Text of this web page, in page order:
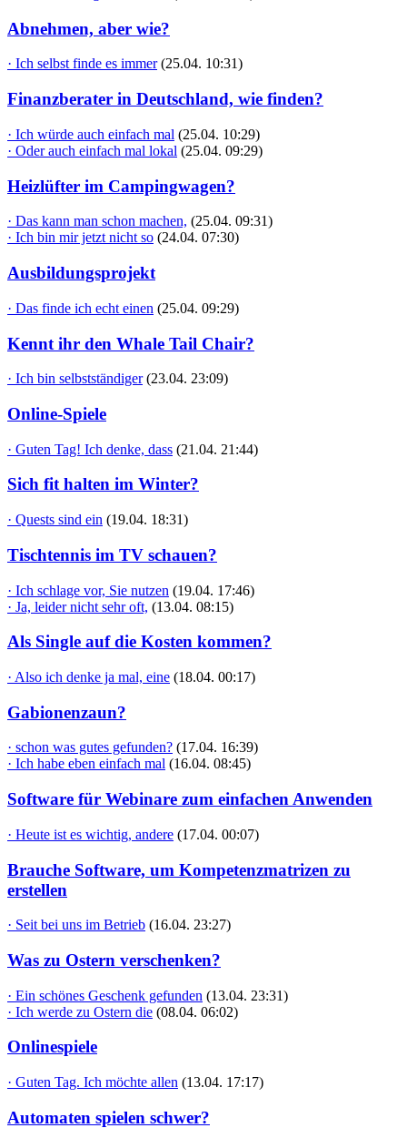
Abnehmen, aber wie?
· Ich selbst finde es immer (25.04. 10:31)
Finanzberater in Deutschland, wie finden?
· Ich würde auch einfach mal (25.04. 10:29)
· Oder auch einfach mal lokal (25.04. 09:29)
Heizlüfter im Campingwagen?
· Das kann man schon machen, (25.04. 09:31)
· Ich bin mir jetzt nicht so (24.04. 07:30)
Ausbildungsprojekt
· Das finde ich echt einen (25.04. 09:29)
Kennt ihr den Whale Tail Chair?
· Ich bin selbstständiger (23.04. 23:09)
Online-Spiele
· Guten Tag! Ich denke, dass (21.04. 21:44)
Sich fit halten im Winter?
· Quests sind ein (19.04. 18:31)
Tischtennis im TV schauen?
· Ich schlage vor, Sie nutzen (19.04. 17:46)
· Ja, leider nicht sehr oft, (13.04. 08:15)
Als Single auf die Kosten kommen?
· Also ich denke ja mal, eine (18.04. 00:17)
Gabionenzaun?
· schon was gutes gefunden? (17.04. 16:39)
· Ich habe eben einfach mal (16.04. 08:45)
Software für Webinare zum einfachen Anwenden
· Heute ist es wichtig, andere (17.04. 00:07)
Brauche Software, um Kompetenzmatrizen zu
erstellen
· Seit bei uns im Betrieb (16.04. 23:27)
Was zu Ostern verschenken?
· Ein schönes Geschenk gefunden (13.04. 23:31)
· Ich werde zu Ostern die (08.04. 06:02)
Onlinespiele
· Guten Tag. Ich möchte allen (13.04. 17:17)
Automaten spielen schwer?